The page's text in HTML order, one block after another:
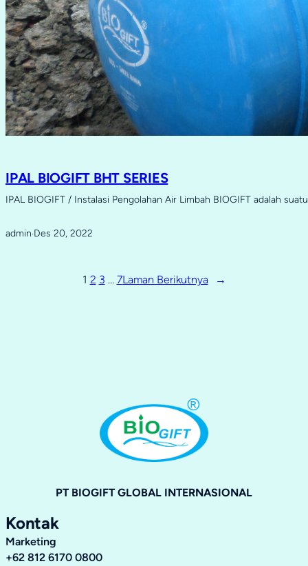
IPAL BIOGIFT BHT SERIES
IPAL BIOGIFT / Instalasi Pengolahan Air Limbah BIOGIFT adalah
admin·Des 20, 2022
1 2 3 … 7Laman Berikutnya →
PT BIOGIFT GLOBAL INTERNASIONAL
Kontak
Marketing
+62 812 6170 0800